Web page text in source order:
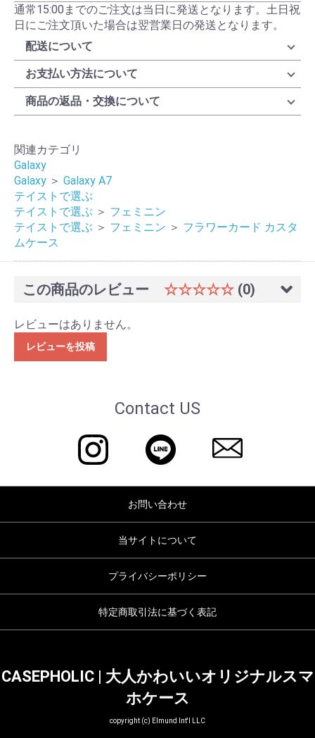
通常15:00までのご注文は当日に発送となります。土日祝
日にご注文頂いた場合は翌営業日の発送となります。
配送について
お支払い方法について
商品の返品・交換について
関連カテゴリ
Galaxy
Galaxy ＞ Galaxy A7
テイストで選ぶ
テイストで選ぶ ＞ フェミニン
テイストで選ぶ ＞ フェミニン ＞ フラワーカード カスタ
ムケース
この商品のレビュー ☆☆☆☆☆ (0)
レビューはありません。
レビューを投稿
Contact US
お問い合わせ
当サイトについて
プライバシーポリシー
特定商取引法に基づく表記
CASEPHOLIC | 大人かわいいオリジナルスマ
ホケース
copyright (c) Elmund Int'l LLC